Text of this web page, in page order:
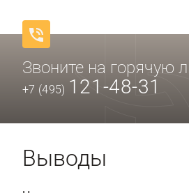
Звоните на горячую
+7 (495) 121-48-31
Выводы